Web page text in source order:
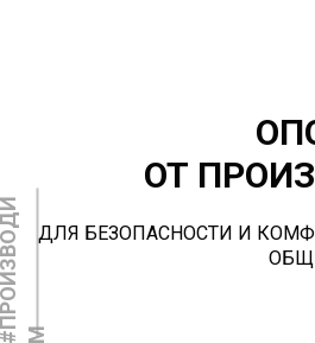
М
ОТ
ДЛЯ БЕЗОПАСНОСТИ И